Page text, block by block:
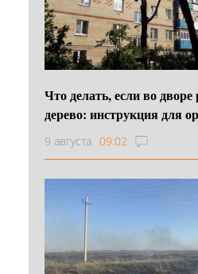
Что делать, если во дворе
дерево: инструкция для
9 августа 09:02